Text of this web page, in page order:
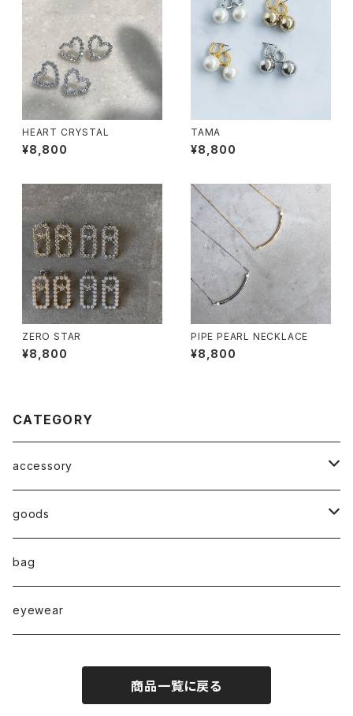
HEART CRYSTAL
¥8,800
TAMA
¥8,800
ZERO STAR
¥8,800
PIPE PEARL NECKLACE
¥8,800
CATEGORY
accessory
◇ZERO series◇
◇enclosure series◇(封入)
◇puchipuchi series◇
goods
broach
i phone case
bag
eyewear
商品一覧に戻る